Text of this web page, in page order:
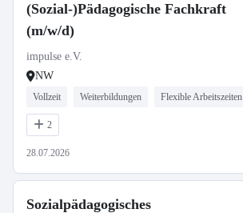
(Sozial-)Pädagogische Fachkraft
(m/w/d)
impulse e.V.
NW
Vollzeit Weiterbildungen Flexible Arbeitszeiten
2
28.07.2026
Sozialpädagogisches